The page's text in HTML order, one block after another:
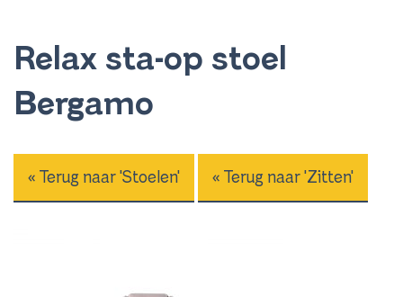
Relax sta-op stoel
Bergamo
« Terug naar 'Stoelen' « Terug naar 'Zitten'